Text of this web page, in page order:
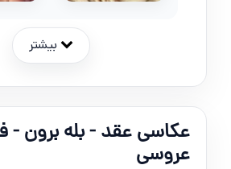
بیشتر
عکاسی عقد - بله برون -
عروسی